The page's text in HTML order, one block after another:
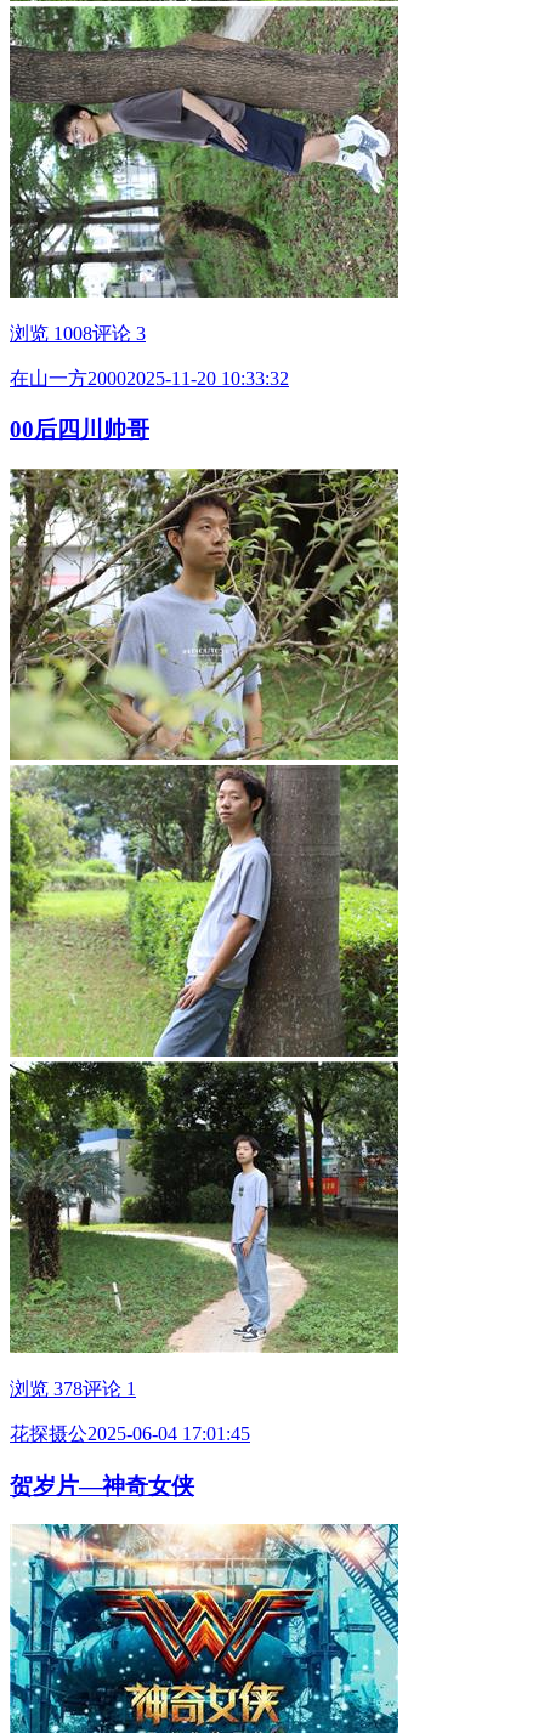
浏览 1008评论 3
在山一方20002025-11-20 10:33:32
00后四川帅哥
浏览 378评论 1
花探摄公2025-06-04 17:01:45
贺岁片—神奇女侠